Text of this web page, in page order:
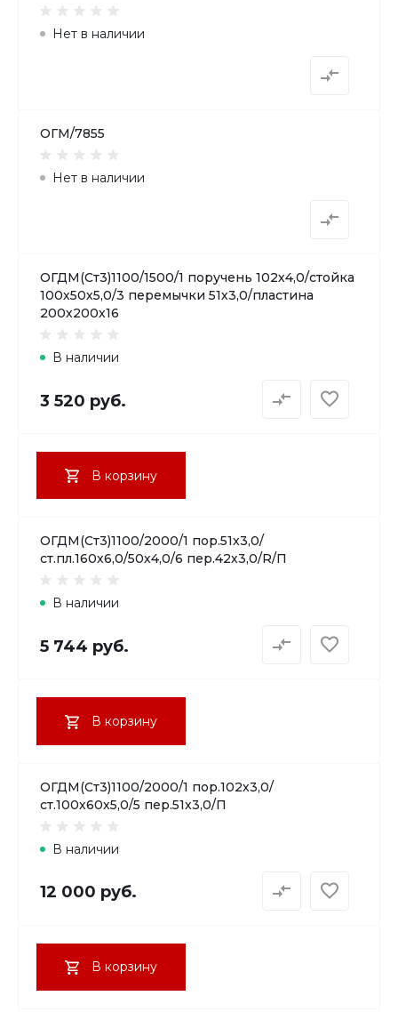
Нет в наличии
ОГМ/7855
Нет в наличии
ОГДМ(Ст3)1100/1500/1 поручень 102х4,0/стойка
100х50х5,0/3 перемычки 51х3,0/пластина
200х200х16
В наличии
3 520 руб.
В корзину
ОГДМ(Ст3)1100/2000/1 пор.51х3,0/
ст.пл.160х6,0/50х4,0/6 пер.42х3,0/R/П
В наличии
5 744 руб.
В корзину
ОГДМ(Ст3)1100/2000/1 пор.102х3,0/
ст.100х60х5,0/5 пер.51х3,0/П
В наличии
12 000 руб.
В корзину